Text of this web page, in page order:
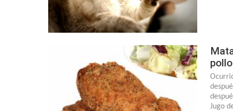
pollo
Jugo